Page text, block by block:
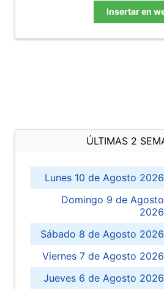
Insertar en
ÚLTIMAS 2
Lunes 10 de Agosto 2026
Domingo 9 de Agosto
2026
Sábado 8 de Agosto 2026
Viernes 7 de Agosto 2026
Jueves 6 de Agosto 2026